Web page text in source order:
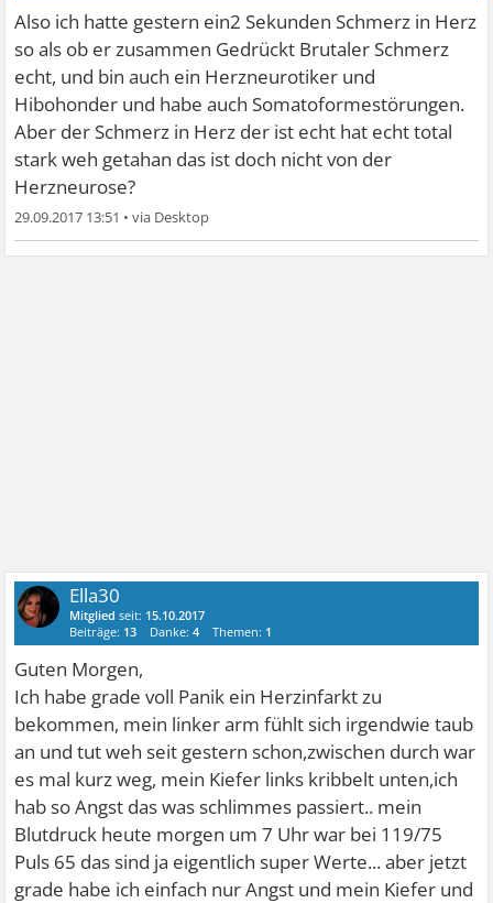
Also ich hatte gestern ein2 Sekunden Schmerz in Herz
so als ob er zusammen Gedrückt Brutaler Schmerz
echt, und bin auch ein Herzneurotiker und
Hibohonder und habe auch Somatoformestörungen.
Aber der Schmerz in Herz der ist echt hat echt total
stark weh getahan das ist doch nicht von der
Herzneurose?
29.09.2017 13:51 •
Ella30
Mitglied seit: 15.10.2017
Beiträge: 13 Danke:4 Themen: 1
Guten Morgen,
Ich habe grade voll Panik ein Herzinfarkt zu
bekommen, mein linker arm fühlt sich irgendwie taub
an und tut weh seit gestern schon,zwischen durch war
es mal kurz weg, mein Kiefer links kribbelt unten,ich
hab so Angst das was schlimmes passiert.. mein
Blutdruck heute morgen um 7 Uhr war bei 119/75
Puls 65 das sind ja eigentlich super Werte... aber jetzt
grade habe ich einfach nur Angst und mein Kiefer und